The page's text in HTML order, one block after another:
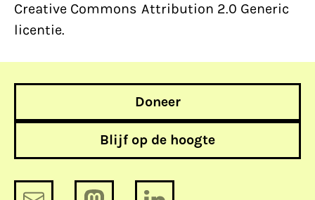
Creative Commons Attribution 2.0 Generic
licentie.
Doneer
Blijf op de hoogte